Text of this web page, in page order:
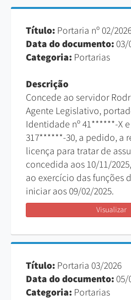
Título: Portaria nº 02/
Data do documento: 03/
Categoria: Portarias
Descrição
Concede ao servidor
Agente Legislativo,
Identidade nº 41******-X e
317******-30, a pedido, a
licença para tratar de
concedida aos 10/11/
ao exercício das funções
iniciar aos 09/02/2025.
Visualizar
Título: Portaria 03/2026
Data do documento: 05/
Categoria: Portarias